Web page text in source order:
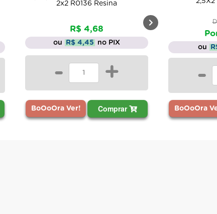
2x2 R0136 Resina
ou R$ 4,45 no PIX
+
Ver! Comprar
ou R$ 1,88 no PIX
+
BoOoOra Ver!